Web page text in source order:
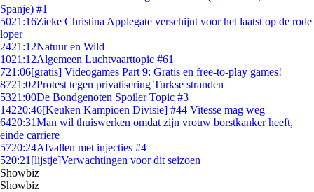
Spanje) #1
5021:16Zieke Christina Applegate verschijnt voor het laatst op de rode
loper
2421:12Natuur en Wild
1021:12Algemeen Luchtvaarttopic #61
721:06[gratis] Videogames Part 9: Gratis en free-to-play games!
8721:02Protest tegen privatisering Turkse stranden
5321:00De Bondgenoten Spoiler Topic #3
14220:46[Keuken Kampioen Divisie] #44 Vitesse mag weg
6420:31Man wil thuiswerken omdat zijn vrouw borstkanker heeft,
einde carriere
5720:24Afvallen met injecties #4
520:21 [lijstje]Verwachtingen voor dit seizoen
Showbiz
Showbiz